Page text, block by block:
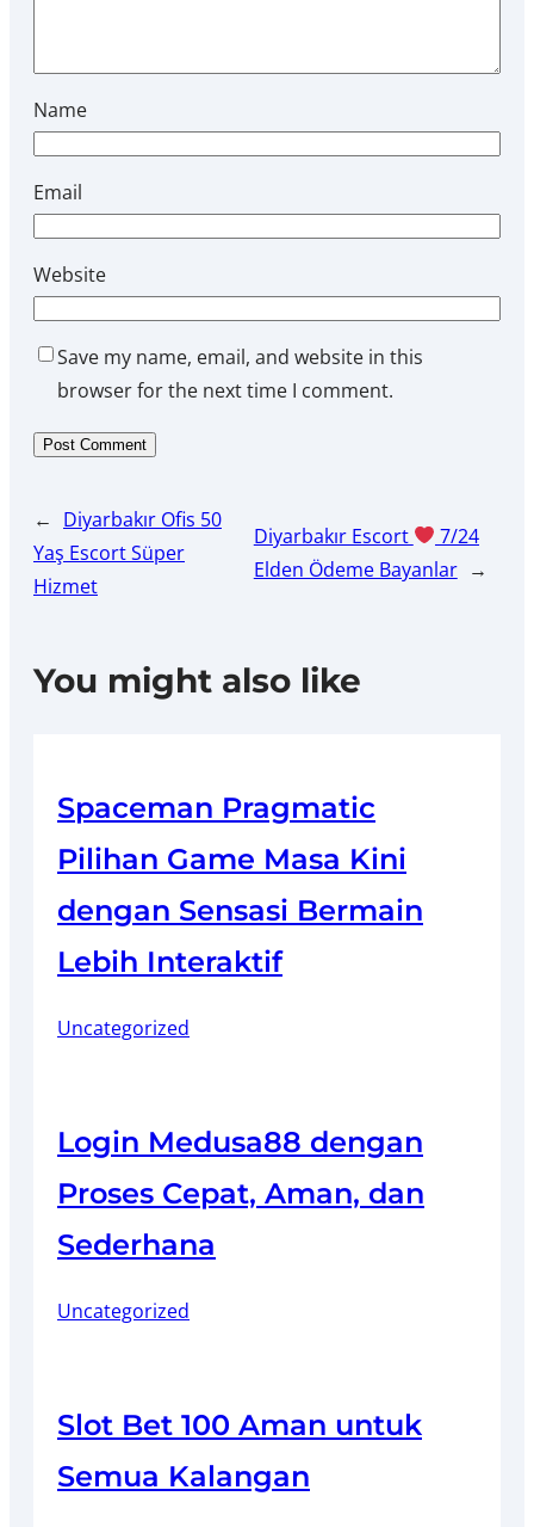
Name
Email
Website
Save my name, email, and website in this
browser for the next time I comment.
← Diyarbakır Ofis 50
Yaş Escort Süper
Hizmet
Diyarbakır Escort
7/24
Elden Ödeme Bayanlar →
You might also like
Spaceman Pragmatic
Pilihan Game Masa Kini
dengan Sensasi Bermain
Lebih Interaktif
Uncategorized
Login Medusa88 dengan
Proses Cepat, Aman, dan
Sederhana
Uncategorized
Slot Bet 100 Aman untuk
Semua Kalangan